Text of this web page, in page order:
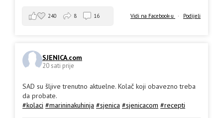
Vidi na Facebook-u · Podijeli
240 8 16
SJENICA.com
20 sati prije
SAD su šljive trenutno aktuelne. Kolač koji obavezno treba
da probate.
#kolaci #marininakuhinja #sjenica #sjenicacom #recepti